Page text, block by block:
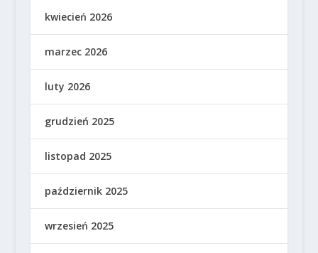
kwiecień 2026
marzec 2026
luty 2026
grudzień 2025
listopad 2025
październik 2025
wrzesień 2025